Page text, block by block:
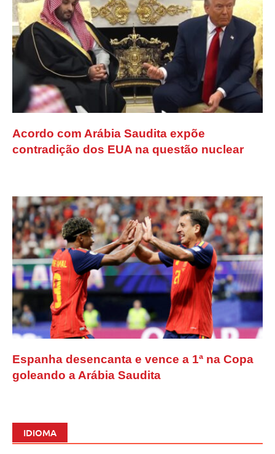
Acordo com Arábia Saudita expõe
contradição dos EUA na questão nuclear
Espanha desencanta e vence a 1ª na Copa
goleando a Arábia Saudita
IDIOMA